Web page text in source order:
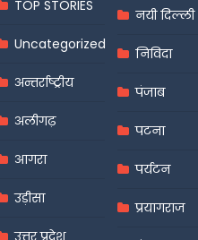
TOP STORIES
Uncategorized
अन्तर्राष्ट्रीय
अलीगढ़
आगरा
उड़ीसा
उत्तर प्रदेश
नयी दिल्ली
निविदा
पंजाब
पटना
पर्यटन
प्रयागराज